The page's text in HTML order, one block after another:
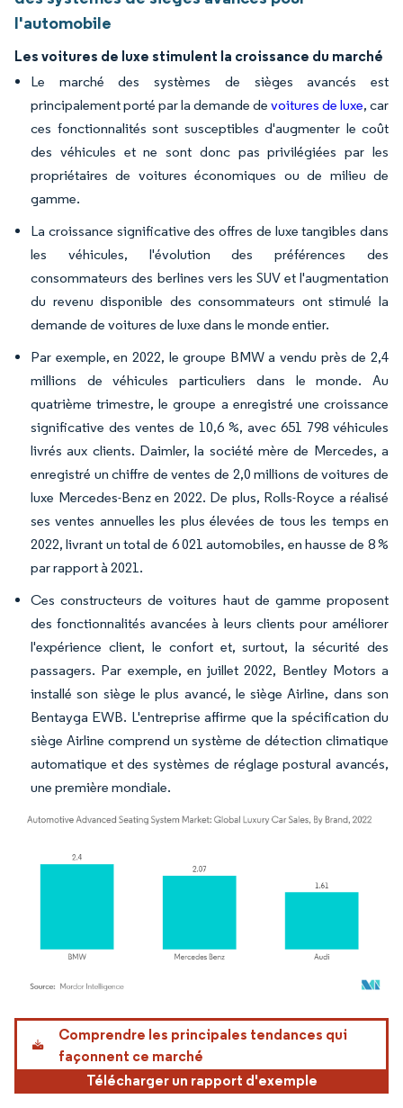
l'automobile
Les voitures de luxe stimulent la croissance du marché
Le marché des systèmes de sièges avancés est
principalement porté par la demande de voitures de luxe, car
ces fonctionnalités sont susceptibles d'augmenter le coût
des véhicules et ne sont donc pas privilégiées par les
propriétaires de voitures économiques ou de milieu de
gamme.
La croissance significative des offres de luxe tangibles dans
les véhicules, l'évolution des préférences des
consommateurs des berlines vers les SUV et l'augmentation
du revenu disponible des consommateurs ont stimulé la
demande de voitures de luxe dans le monde entier.
Par exemple, en 2022, le groupe BMW a vendu près de 2,4
millions de véhicules particuliers dans le monde. Au
quatrième trimestre, le groupe a enregistré une croissance
significative des ventes de 10,6 %, avec 651 798 véhicules
livrés aux clients. Daimler, la société mère de Mercedes, a
enregistré un chiffre de ventes de 2,0 millions de voitures de
luxe Mercedes-Benz en 2022. De plus, Rolls-Royce a réalisé
ses ventes annuelles les plus élevées de tous les temps en
2022, livrant un total de 6 021 automobiles, en hausse de 8 %
par rapport à 2021.
Ces constructeurs de voitures haut de gamme proposent
des fonctionnalités avancées à leurs clients pour améliorer
l'expérience client, le confort et, surtout, la sécurité des
passagers. Par exemple, en juillet 2022, Bentley Motors a
installé son siège le plus avancé, le siège Airline, dans son
Bentayga EWB. L'entreprise affirme que la spécification du
siège Airline comprend un système de détection climatique
automatique et des systèmes de réglage postural avancés,
une première mondiale.
Image © Mordor Intelligence. La réutilisation nécessite une attribution sous CC BY
Comprendre les principales tendances qui
façonnent ce marché
Télécharger un rapport d'exemple